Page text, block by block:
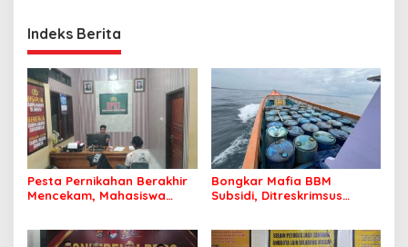
Indeks Berita
Pesta Pernikahan Berakhir
Mencekam, Mahasiswa
Bongkar Mafia BBM
Subsidi, Ditreskrimsus
Tersangka